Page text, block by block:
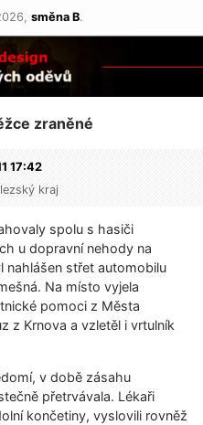
směna B.
zraněné
17:42
kraj
spolu s hasiči
u dopravní nehody na
nahlášen střet automobilu
Na místo vyjela
pomoci z Města
z Krnova a vzletěl i vrtulník
v době zásahu
přetrvávala. Lékaři
končetiny, vyslovili rovněž